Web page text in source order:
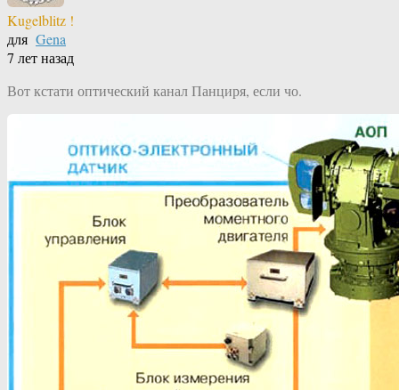
Kugelblitz !
для Gena
7 лет назад
Вот кстати оптический канал Панциря, если чо.